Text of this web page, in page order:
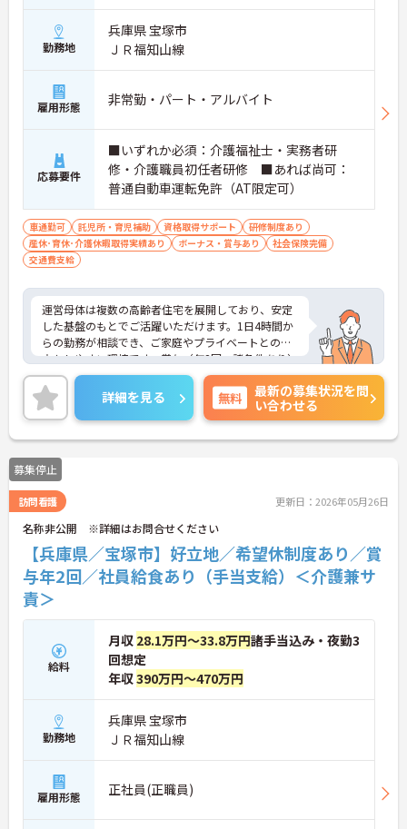
勤務地
兵庫県 宝塚市
ＪＲ福知山線
雇用形態 非常勤・パート・アルバイト
応募要件
■いずれか必須：介護福祉士・実務者研
修・介護職員初任者研修 ■あれば尚可：
普通自動車運転免許（AT限定可）
車通勤可 託児所・育児補助 資格取得サポート
研修制度あり
産休･育休･介護休暇取得実績あり
ボーナス・賞与あり
社会保険完備
交通費支給
運営母体は複数の高齢者住宅を展開しており、安定
した基盤のもとでご活躍いただけます。1日4時間か
らの勤務が相談でき、ご家庭やプライベートとの両
立もしやすい環境です。賞与（年2回、諸条件あり）
や昇給の実績もあり、あなたの頑張りがしっかりと
評価されます。無料の社員給食（1日1食）や、育休
からの復職をサポートする育児給付金+（プラス）
制度（最大10万円）、資格取得支援制度（最大10万
円補助）など、福利厚生も充実しています。社内研
修やキャリアパス制度も整っており、スキルアップ
を目指したい方にも最適です。ご興味のある方に
は、面接対策ポイントなど、さらに詳細をお話しし
ますのでお気軽にご相談ください！
詳細を見る 無料
最新の募集状況を問
い合わせる
募集停止
訪問看護 更新日：2026年05月26日
名称非公開 ※詳細はお問合せください
【兵庫県／宝塚市】好立地／希望休制度あり／賞
与年2回／社員給食あり（手当支給）＜介護兼サ
責＞
給料
月収 28.1万円～33.8万円諸手当込み・夜勤3
回想定
年収390万円～470万円
勤務地
兵庫県 宝塚市
ＪＲ福知山線
雇用形態 正社員(正職員)